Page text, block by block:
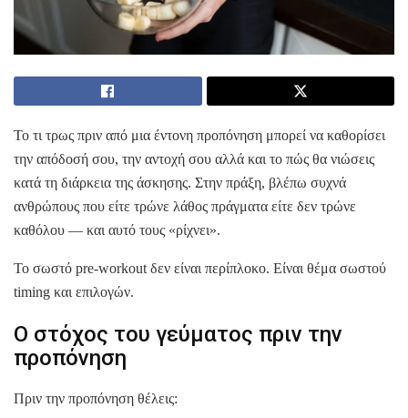
Το τι τρως πριν από μια έντονη προπόνηση μπορεί να καθορίσει
την απόδοσή σου, την αντοχή σου αλλά και το πώς θα νιώσεις
κατά τη διάρκεια της άσκησης. Στην πράξη, βλέπω συχνά
ανθρώπους που είτε τρώνε λάθος πράγματα είτε δεν τρώνε
καθόλου — και αυτό τους «ρίχνει».
Το σωστό pre-workout δεν είναι περίπλοκο. Είναι θέμα σωστού
timing και επιλογών.
Ο στόχος του γεύματος πριν την
προπόνηση
Πριν την προπόνηση θέλεις: